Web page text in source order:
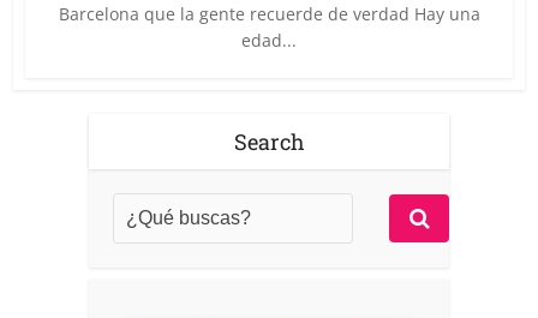
Barcelona que la gente recuerde de verdad Hay una
edad...
Search